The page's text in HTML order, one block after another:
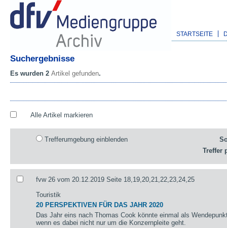
STARTSEITE
Suchergebnisse
Es wurden 2 Artikel gefunden.
Alle Artikel markieren
Trefferumgebung einblenden
Treffer
fvw 26 vom 20.12.2019 Seite 18,19,20,21,22,23,24,25
Touristik
20 PERSPEKTIVEN FÜR DAS JAHR 2020
Das Jahr eins nach Thomas Cook könnte einmal als
wenn es dabei nicht nur um die Konzernpleite geht.